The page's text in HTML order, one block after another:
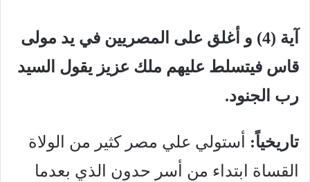
آية (4) و أغلق على المصريين في يد مولى
قاس فيتسلط عليهم ملك عزيز يقول السيد
رب الجنود.
تاريخياً: أستولي علي مصر كثير من الولاة
القساة ابتداء من أسر حدون الذي بعدما